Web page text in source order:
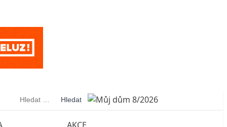
Vyhledávání